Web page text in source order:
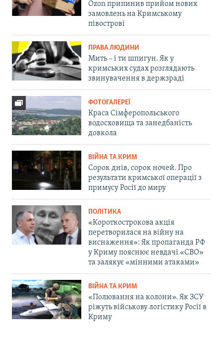
Ozon припинив прийом нових
замовлень на Кримському
півострові
ПРАВА ЛЮДИНИ
Мить – і ти шпигун. Як у
кримських судах розглядають
звинувачення в держзраді
ФОТОГАЛЕРЕЇ
Краса Сімферопольського
водосховища та занедбаність
довкола
ВІЙНА ТА КРИМ
Сорок днів, сорок ночей. Про
результати кримської операції з
примусу Росії до миру
ПОЛІТИКА
«Короткострокова акція
перетворилася на війну на
виснаження»: Як пропаганда РФ
у Криму пояснює невдачі «СВО»
та залякує «мінними атаками»
ВІЙНА ТА КРИМ
«Полювання на колони». Як ЗСУ
ріжуть військову логістику Росії в
Криму